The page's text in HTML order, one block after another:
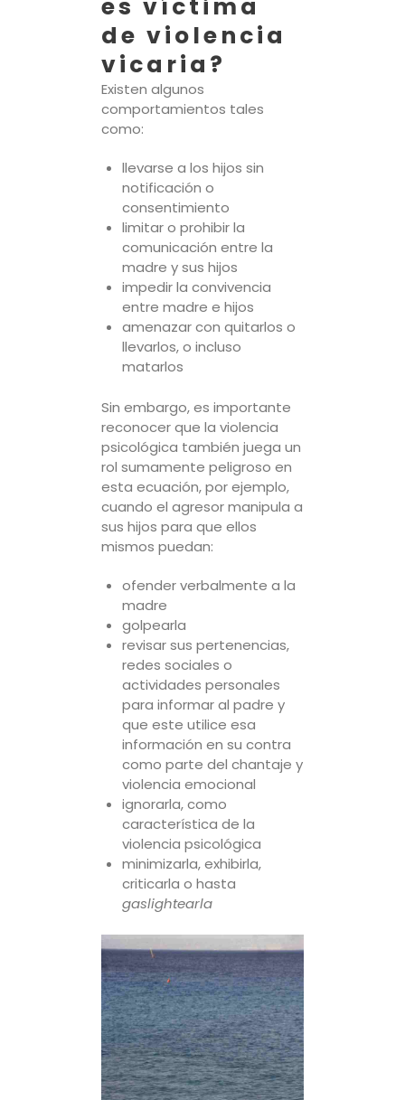
es víctima
de violencia
vicaria?
Existen algunos
comportamientos tales
como:
llevarse a los hijos sin
notificación o
consentimiento
limitar o prohibir la
comunicación entre la
madre y sus hijos
impedir la convivencia
entre madre e hijos
amenazar con quitarlos o
llevarlos, o incluso
matarlos
Sin embargo, es importante
reconocer que la violencia
psicológica también juega un
rol sumamente peligroso en
esta ecuación, por ejemplo,
cuando el agresor manipula a
sus hijos para que ellos
mismos puedan:
ofender verbalmente a la
madre
golpearla
revisar sus pertenencias,
redes sociales o
actividades personales
para informar al padre y
que este utilice esa
información en su contra
como parte del chantaje y
violencia emocional
ignorarla, como
característica de la
violencia psicológica
minimizarla, exhibirla,
criticarla o hasta
gaslightearla